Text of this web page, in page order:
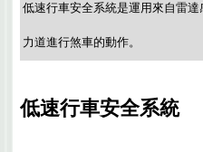
低速行車安全系統是運用來自雷
力道進行煞車的動作。
低速行車安全系統